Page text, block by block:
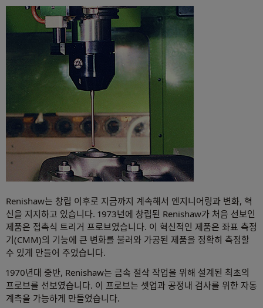
Renishaw는 창립 이후로 지금까지 계속해서 엔지니어링과 변화, 혁
신을 지지하고 있습니다. 1973년에 창립된 Renishaw가 처음 선보인
제품은 접촉식 트리거 프로브였습니다. 이 혁신적인 제품은 좌표 측정
기(CMM)의 기능에 큰 변화를 불러와 가공된 제품을 정확히 측정할
수 있게 만들어 주었습니다.
1970년대 중반, Renishaw는 금속 절삭 작업을 위해 설계된 최초의
프로브를 선보였습니다. 이 프로브는 셋업과 공정내 검사를 위한 자동
계측을 가능하게 만들었습니다.